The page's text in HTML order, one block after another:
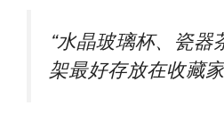
“水晶玻璃杯、瓷
架最好存放在收藏